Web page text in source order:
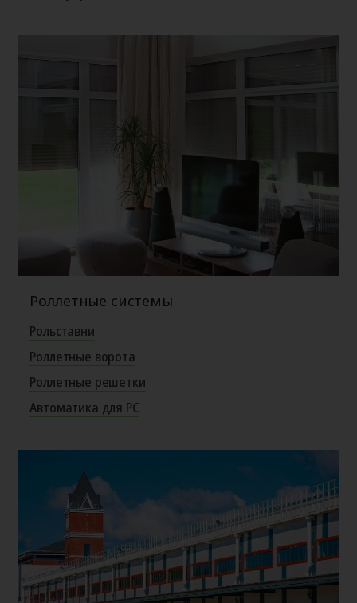
Роллетные системы
Рольставни
Роллетные ворота
Роллетные решетки
Автоматика для РС